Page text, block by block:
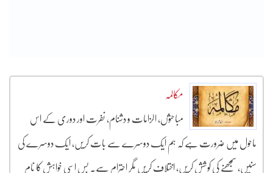
مکالمہ
مباحثوں، الزامات و دشنام، نفرت اور دوری کے اس
ماحول میں ضرورت ہے کہ ہم ایک دوسرے سے بات کریں، ایک دوسرے کی
سنیں، سمجھنے کی کوشش کریں، اختلاف کریں مگر احترام سے۔ بس اسی خواہش کا نام